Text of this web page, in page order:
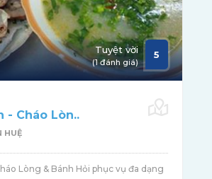
Tuyệt vời
(1 đánh giá)
5
- Cháo Lòn..
HUỆ
Lòng & Bánh Hỏi phục vụ đa dạng